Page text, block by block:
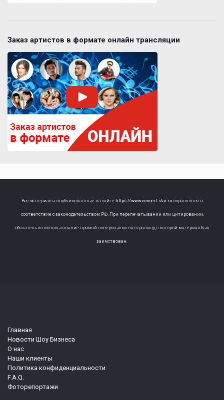
Заказ артистов в формате онлайн трансляции
Все материалы опубликованные на сайте https://www.concert-star.ru охраняются в
соответствие с законодательством РФ. При перепечатывании или цитировании,
обязательно использование прямой гиперссылки на страницу, с которой материал был
заимствован.
Главная
Новости Шоу Бизнеса
О нас
Наши клиенты
Политика конфиденциальности
F.A.Q.
Фоторепортажи